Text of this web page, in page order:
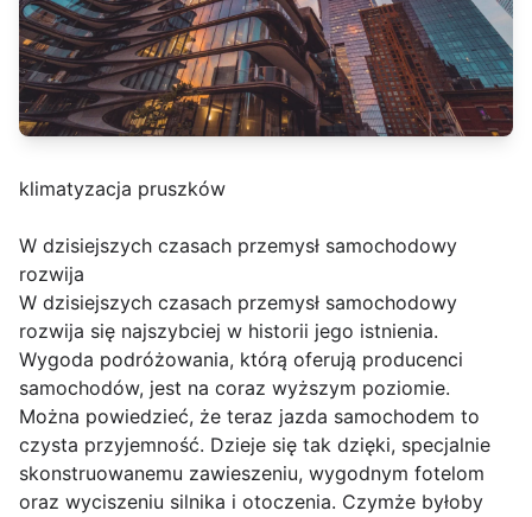
klimatyzacja pruszków
W dzisiejszych czasach przemysł samochodowy
rozwija
W dzisiejszych czasach przemysł samochodowy
rozwija się najszybciej w historii jego istnienia.
Wygoda podróżowania, którą oferują producenci
samochodów, jest na coraz wyższym poziomie.
Można powiedzieć, że teraz jazda samochodem to
czysta przyjemność. Dzieje się tak dzięki, specjalnie
skonstruowanemu zawieszeniu, wygodnym fotelom
oraz wyciszeniu silnika i otoczenia. Czymże byłoby